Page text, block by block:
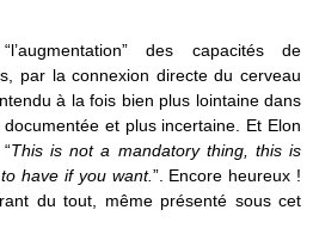
des capacités de
par la connexion directe du cerveau
à la fois bien plus lointaine dans
et plus incertaine. Et Elon
This is not a mandatory thing, this is
have if you want.”. Encore heureux !
du tout, même présenté sous cet